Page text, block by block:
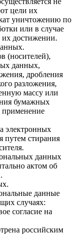
цели их
уничтожению по
или в случае
их достижении.
(носителей),
данных,
дробления
разложения,
массу или
бумажных
применение
электронных
путем стирания
данных
актом об
данные
случаях:
согласие на
российским